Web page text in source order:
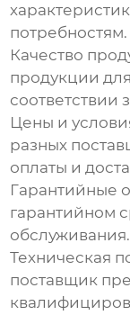
потребностям.
Качество
продукции
соответствии
Цены и
разных
оплаты и
Гарантийные
гарантийном
обслуживания.
Техническая
поставщик